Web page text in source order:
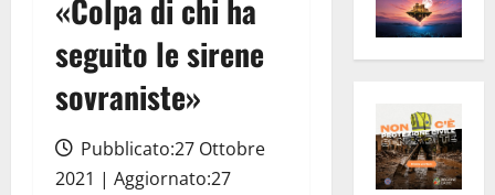
«Colpa di chi ha
seguito le sirene
sovraniste»
Pubblicato:27 Ottobre
2021 | Aggiornato:27